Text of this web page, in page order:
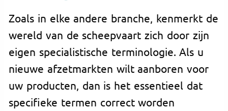
Zoals in elke andere branche, kenmerkt de
wereld van de scheepvaart zich door zijn
eigen specialistische terminologie. Als u
nieuwe afzetmarkten wilt aanboren voor
uw producten, dan is het essentieel dat
specifieke termen correct worden